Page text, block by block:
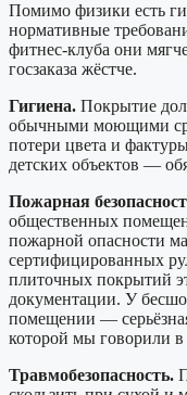
Помимо физики есть
нормативные
фитнес-клуба они
госзаказа жёстче.
Гигиена. Покрытие
обычными моющими
потери цвета и
детских объектов —
Пожарная
общественных
пожарной опасности
сертифицированных
плиточных покрытий
документации. У
помещении —
которой мы говорили в
Травмобезопасность.